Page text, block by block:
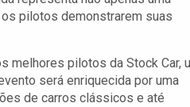
os pilotos demonstrarem suas
melhores pilotos da Stock Car,
será enriquecida por uma
de carros clássicos e até